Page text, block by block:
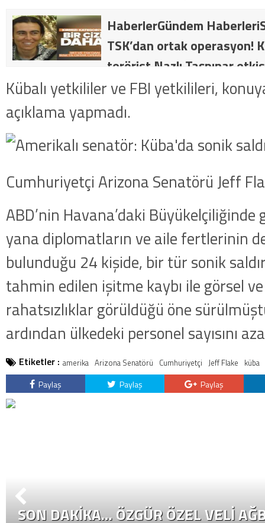
HaberlerGündem
TSK’dan ortak operasyon!
terörist Nazlı Taşpınar
dakika: MİT ve TSK’dan
kategorideki terörist Nazlı
Kübalı yetkililer ve FBI yetkilileri,
açıklama yapmadı.
Cumhuriyetçi Arizona Senatörü Jeff
ABD’nin Havana’daki Büyükelçiliğinde
yana diplomatların ve aile fertlerinin
bulunduğu 24 kişide, bir tür sonik
tahmin edilen işitme kaybı ile görsel
rahatsızlıklar görüldüğü öne
ardından ülkedeki personel sayısını
Etiketler : amerika Arizona Senatörü Cumhuriyetçi Jeff Flake küba
Paylaş Paylaş Paylaş
SON DAKİKA… ÖZGÜR ÖZEL VELI